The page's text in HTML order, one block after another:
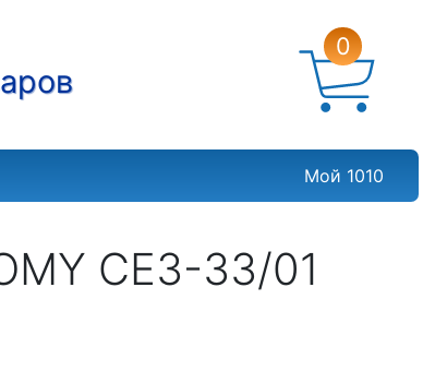
0
Мой 1010
СЕ3-33/01